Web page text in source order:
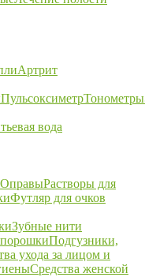
Артрит
ПульсоксиметрТонометры
вода
ОправыРастворы для
Футляр для очков
Зубные нити
Подгузники,
ухода за лицом и
Средства женской